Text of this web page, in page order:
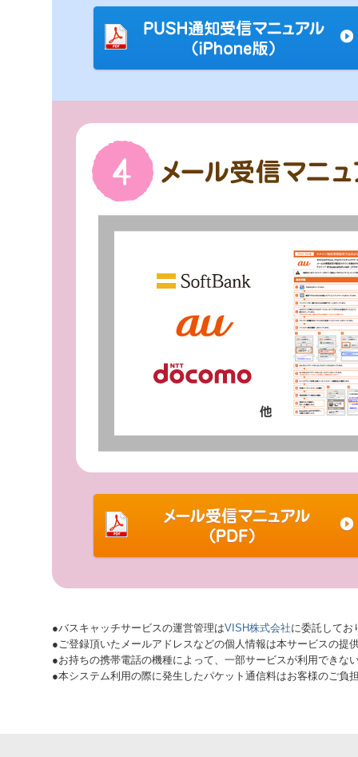
●バスキャッチサービスの運営管理はVISH株式会社に委託してお
●ご登録頂いたメールアドレスなどの個人情報は本サービスの提
●お持ちの携帯電話の機種によって、一部サービスが利用できな
●本システム利用の際に発生したパケット通信料はお客様のご負